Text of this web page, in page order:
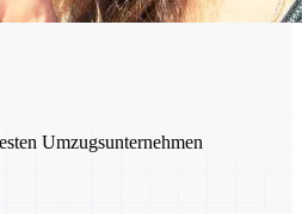
Umzugsunternehmen